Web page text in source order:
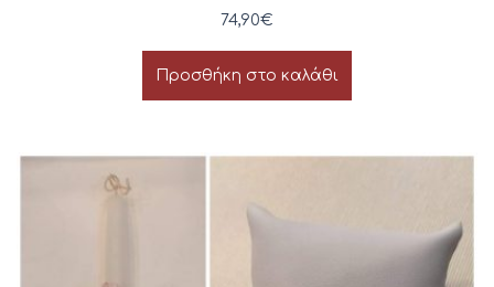
74,90€
Προσθήκη στο καλάθι